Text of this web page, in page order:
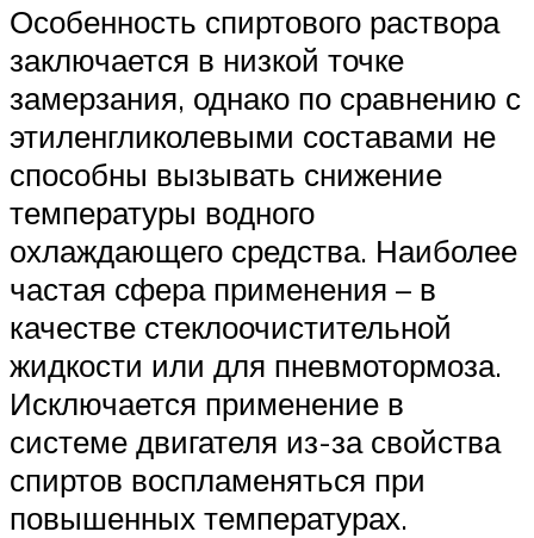
Особенность спиртового раствора
заключается в низкой точке
замерзания, однако по сравнению с
этиленгликолевыми составами не
способны вызывать снижение
температуры водного
охлаждающего средства. Наиболее
частая сфера применения – в
качестве стеклоочистительной
жидкости или для пневмотормоза.
Исключается применение в
системе двигателя из-за свойства
спиртов воспламеняться при
повышенных температурах.